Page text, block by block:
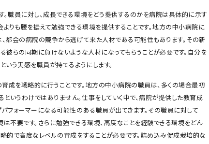
。職員に対し、成長できる環境をどう提供するのかを病院は具体的に示す
よりも腰を据えて勉強できる環境を提供することです。地方の中小病院に
都会の病院の競争から逃げて来た人材である可能性もあります。その新
彼らの同期に負けないような人材になってもらうことが必要です。自分を
いう実感を職員が持てるようにします。
育成を戦略的に行うことです。地方の中小病院の職員は、多くの場合最初
というわけではありません。仕事をしていく中で、病院が提供した教育成
フォーマーになる可能性のある職員が出てきます。その職員に対して
不要です。さらに勉強できる環境、高度なことを経験できる環境をどん
的で高度なレベルの育成をすることが必要です。詰め込み促成栽培的な